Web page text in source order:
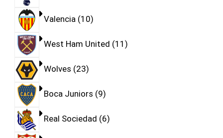
Valencia 10
West Ham United 11
Wolves 23
Boca Juniors 9
Real Sociedad 6